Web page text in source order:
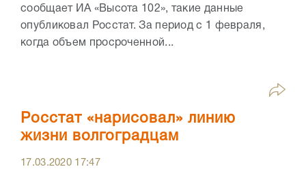
сообщает ИА «Высота 102», такие данные
опубликовал Росстат. За период с 1 февраля,
когда объем просроченной...
Росстат «нарисовал» линию
жизни волгоградцам
17.03.2020 17:47